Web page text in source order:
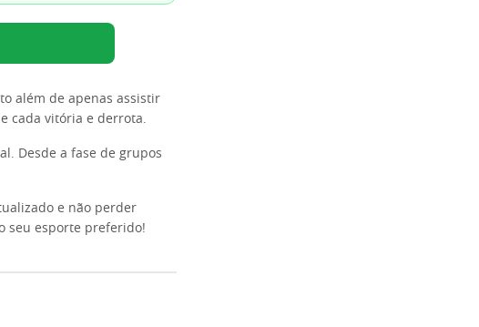
além de apenas assistir
cada vitória e derrota.
Desde a fase de grupos
e não perder
seu esporte preferido!